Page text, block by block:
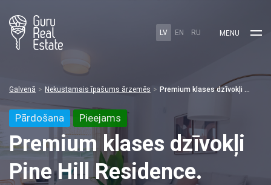
LV EN RU MENU
Galvenā Nekustamais īpašums ārzemēs Premium klases dzīvokļi Pine Hill Residence.
Pārdošana Pieejams
Premium klases dzīvokļi
Pine Hill Residence.